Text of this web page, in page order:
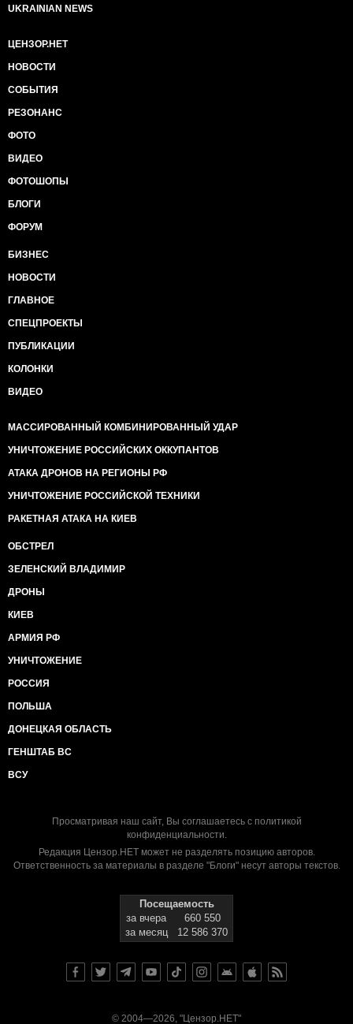
UKRAINIAN NEWS
ЦЕНЗОР.НЕТ
НОВОСТИ
СОБЫТИЯ
РЕЗОНАНС
ФОТО
ВИДЕО
ФОТОШОПЫ
БЛОГИ
ФОРУМ
БИЗНЕС
НОВОСТИ
ГЛАВНОЕ
СПЕЦПРОЕКТЫ
ПУБЛИКАЦИИ
КОЛОНКИ
ВИДЕО
МАССИРОВАННЫЙ КОМБИНИРОВАННЫЙ УДАР
УНИЧТОЖЕНИЕ РОССИЙСКИХ ОККУПАНТОВ
АТАКА ДРОНОВ НА РЕГИОНЫ РФ
УНИЧТОЖЕНИЕ РОССИЙСКОЙ ТЕХНИКИ
РАКЕТНАЯ АТАКА НА КИЕВ
ОБСТРЕЛ
ЗЕЛЕНСКИЙ ВЛАДИМИР
ДРОНЫ
КИЕВ
АРМИЯ РФ
УНИЧТОЖЕНИЕ
РОССИЯ
ПОЛЬША
ДОНЕЦКАЯ ОБЛАСТЬ
ГЕНШТАБ ВС
ВСУ
Просматривая наш сайт, Вы соглашаетесь с политикой
конфиденциальности.
Редакция Цензор.НЕТ может не разделять позицию авторов.
Ответственность за материалы в разделе "Блоги" несут авторы текстов.
Посещаемость
за вчера
660 550
за месяц
12 586 370
© 2004—2026, "Цензор.НЕТ"